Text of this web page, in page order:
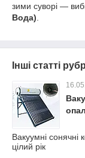
зими суворі —
Вода)
Інші статті
Вакуумні
цілий рік